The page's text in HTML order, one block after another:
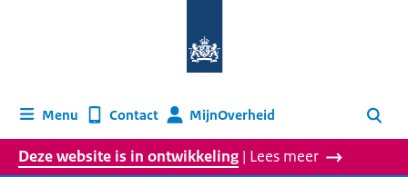
homepage
Menu Contact MijnOverheid Zoeken
Deze website is in ontwikkeling | Lees meer